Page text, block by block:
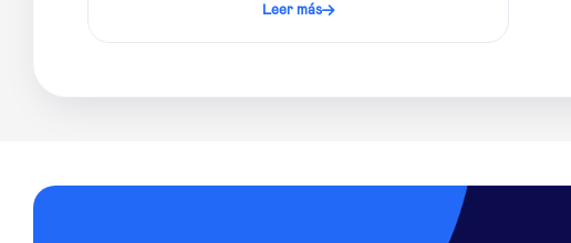
Leer más